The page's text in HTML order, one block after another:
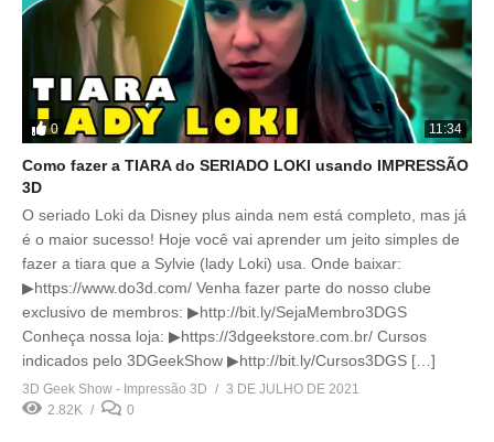
0 11:34
Como fazer a TIARA do SERIADO LOKI usando IMPRESSÃO
3D
O seriado Loki da Disney plus ainda nem está completo, mas já
é o maior sucesso! Hoje você vai aprender um jeito simples de
fazer a tiara que a Sylvie (lady Loki) usa. Onde baixar:
▶https://www.do3d.com/ Venha fazer parte do nosso clube
exclusivo de membros: ▶http://bit.ly/SejaMembro3DGS
Conheça nossa loja: ▶https://3dgeekstore.com.br/ Cursos
indicados pelo 3DGeekShow ▶http://bit.ly/Cursos3DGS […]
3D Geek Show - Impressão 3D
3 DE JULHO DE 2021
2.82K
0